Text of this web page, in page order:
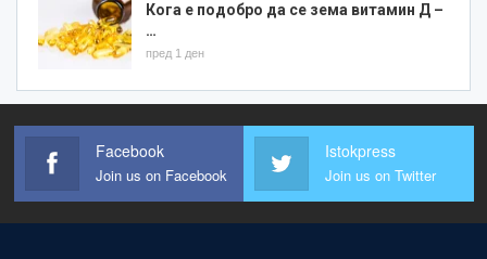
Кога е подобро да се зема витамин Д –
…
пред 1 ден
Facebook
Join us on Facebook
Istokpress
Join us on Twitter